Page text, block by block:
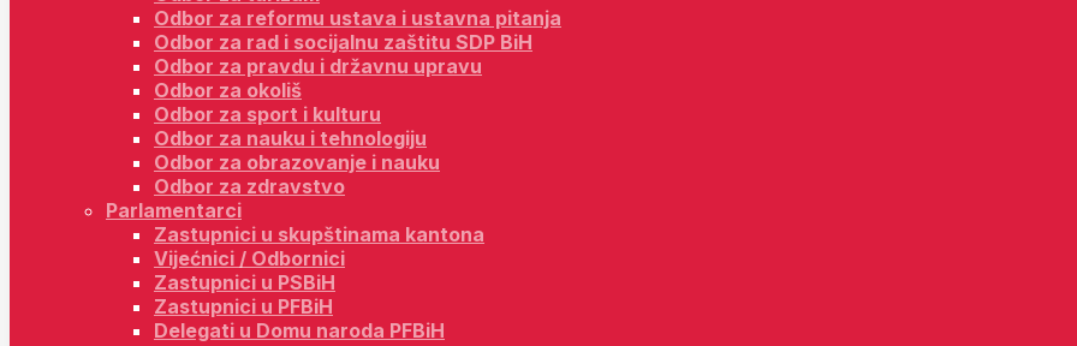
Odbor za reformu ustava i ustavna pitanja
Odbor za rad i socijalnu zaštitu SDP BiH
Odbor za pravdu i državnu upravu
Odbor za okoliš
Odbor za sport i kulturu
Odbor za nauku i tehnologiju
Odbor za obrazovanje i nauku
Odbor za zdravstvo
Parlamentarci
Zastupnici u skupštinama kantona
Vijećnici / Odbornici
Zastupnici u PSBiH
Zastupnici u PFBiH
Delegati u Domu naroda PFBiH